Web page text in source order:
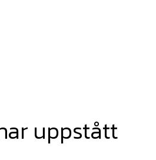
uppstått